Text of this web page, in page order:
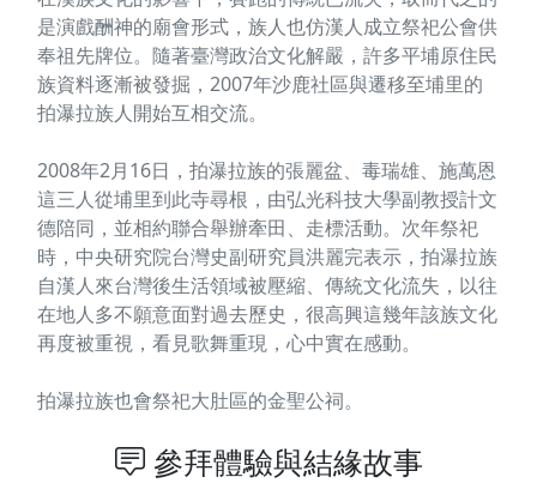
是演戲酬神的廟會形式，族人也仿漢人成立祭祀公會供
奉祖先牌位。隨著臺灣政治文化解嚴，許多平埔原住民
族資料逐漸被發掘，2007年沙鹿社區與遷移至埔里的
拍瀑拉族人開始互相交流。
2008年2月16日，拍瀑拉族的張麗盆、毒瑞雄、施萬恩
這三人從埔里到此寺尋根，由弘光科技大學副教授計文
德陪同，並相約聯合舉辦牽田、走標活動。次年祭祀
時，中央研究院台灣史副研究員洪麗完表示，拍瀑拉族
自漢人來台灣後生活領域被壓縮、傳統文化流失，以往
在地人多不願意面對過去歷史，很高興這幾年該族文化
再度被重視，看見歌舞重現，心中實在感動。
拍瀑拉族也會祭祀大肚區的金聖公祠。
參拜體驗與結緣故事